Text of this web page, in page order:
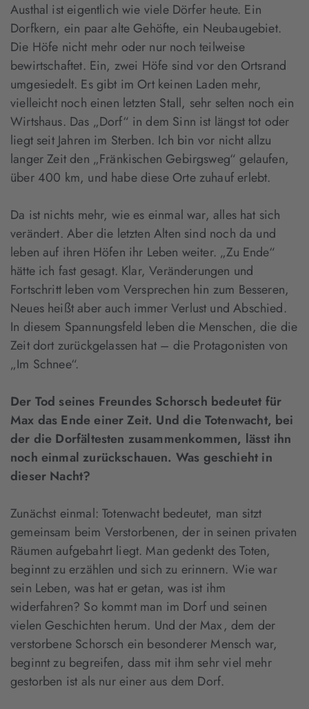
Austhal ist eigentlich wie viele Dörfer heute. Ein
Dorfkern, ein paar alte Gehöfte, ein Neubaugebiet.
Die Höfe nicht mehr oder nur noch teilweise
bewirtschaftet. Ein, zwei Höfe sind vor den Ortsrand
umgesiedelt. Es gibt im Ort keinen Laden mehr,
vielleicht noch einen letzten Stall, sehr selten noch ein
Wirtshaus. Das „Dorf“ in dem Sinn ist längst tot oder
liegt seit Jahren im Sterben. Ich bin vor nicht allzu
langer Zeit den „Fränkischen Gebirgsweg“ gelaufen,
über 400 km, und habe diese Orte zuhauf erlebt.
Da ist nichts mehr, wie es einmal war, alles hat sich
verändert. Aber die letzten Alten sind noch da und
leben auf ihren Höfen ihr Leben weiter. „Zu Ende“
hätte ich fast gesagt. Klar, Veränderungen und
Fortschritt leben vom Versprechen hin zum Besseren,
Neues heißt aber auch immer Verlust und Abschied.
In diesem Spannungsfeld leben die Menschen, die die
Zeit dort zurückgelassen hat – die Protagonisten von
„Im Schnee“.
Der Tod seines Freundes Schorsch bedeutet für
Max das Ende einer Zeit. Und die Totenwacht, bei
der die Dorfältesten zusammenkommen, lässt ihn
noch einmal zurückschauen. Was geschieht in
dieser Nacht?
Zunächst einmal: Totenwacht bedeutet, man sitzt
gemeinsam beim Verstorbenen, der in seinen privaten
Räumen aufgebahrt liegt. Man gedenkt des Toten,
beginnt zu erzählen und sich zu erinnern. Wie war
sein Leben, was hat er getan, was ist ihm
widerfahren? So kommt man im Dorf und seinen
vielen Geschichten herum. Und der Max, dem der
verstorbene Schorsch ein besonderer Mensch war,
beginnt zu begreifen, dass mit ihm sehr viel mehr
gestorben ist als nur einer aus dem Dorf.